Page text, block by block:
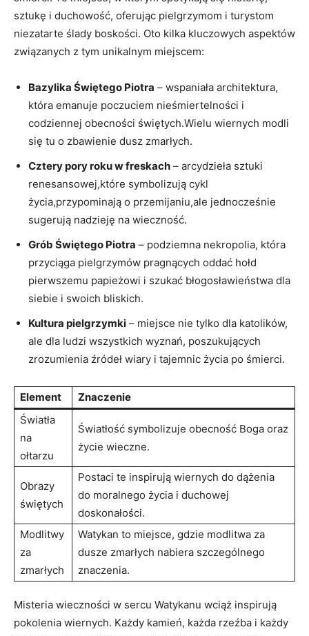
sztukę i duchowość, oferując pielgrzymom i turystom
niezatarte ślady boskości. Oto kilka kluczowych aspektów
związanych z tym unikalnym miejscem:
Bazylika Świętego Piotra – wspaniała architektura,
która emanuje poczuciem nieśmiertelności i
codziennej obecności świętych.Wielu wiernych modli
się tu o zbawienie dusz zmarłych.
Cztery pory roku w freskach – arcydzieła sztuki
renesansowej,które symbolizują cykl
życia,przypominają o przemijaniu,ale jednocześnie
sugerują nadzieję na wieczność.
Grób Świętego Piotra – podziemna nekropolia, która
przyciąga pielgrzymów pragnących oddać hołd
pierwszemu papieżowi i szukać błogosławieństwa dla
siebie i swoich bliskich.
Kultura pielgrzymki – miejsce nie tylko dla katolików,
ale dla ludzi wszystkich wyznań, poszukujących
zrozumienia źródeł wiary i tajemnic życia po śmierci.
Element
Znaczenie
Światła
na
ołtarzu
Światłość symbolizuje obecność Boga oraz
życie wieczne.
Obrazy
świętych
Postaci te inspirują wiernych do dążenia
do moralnego życia i duchowej
doskonałości.
Modlitwy
za
zmarłych
Watykan to miejsce, gdzie modlitwa za
dusze zmarłych nabiera szczególnego
znaczenia.
Misteria wieczności w sercu Watykanu wciąż inspirują
pokolenia wiernych. Każdy kamień, każda rzeźba i każdy